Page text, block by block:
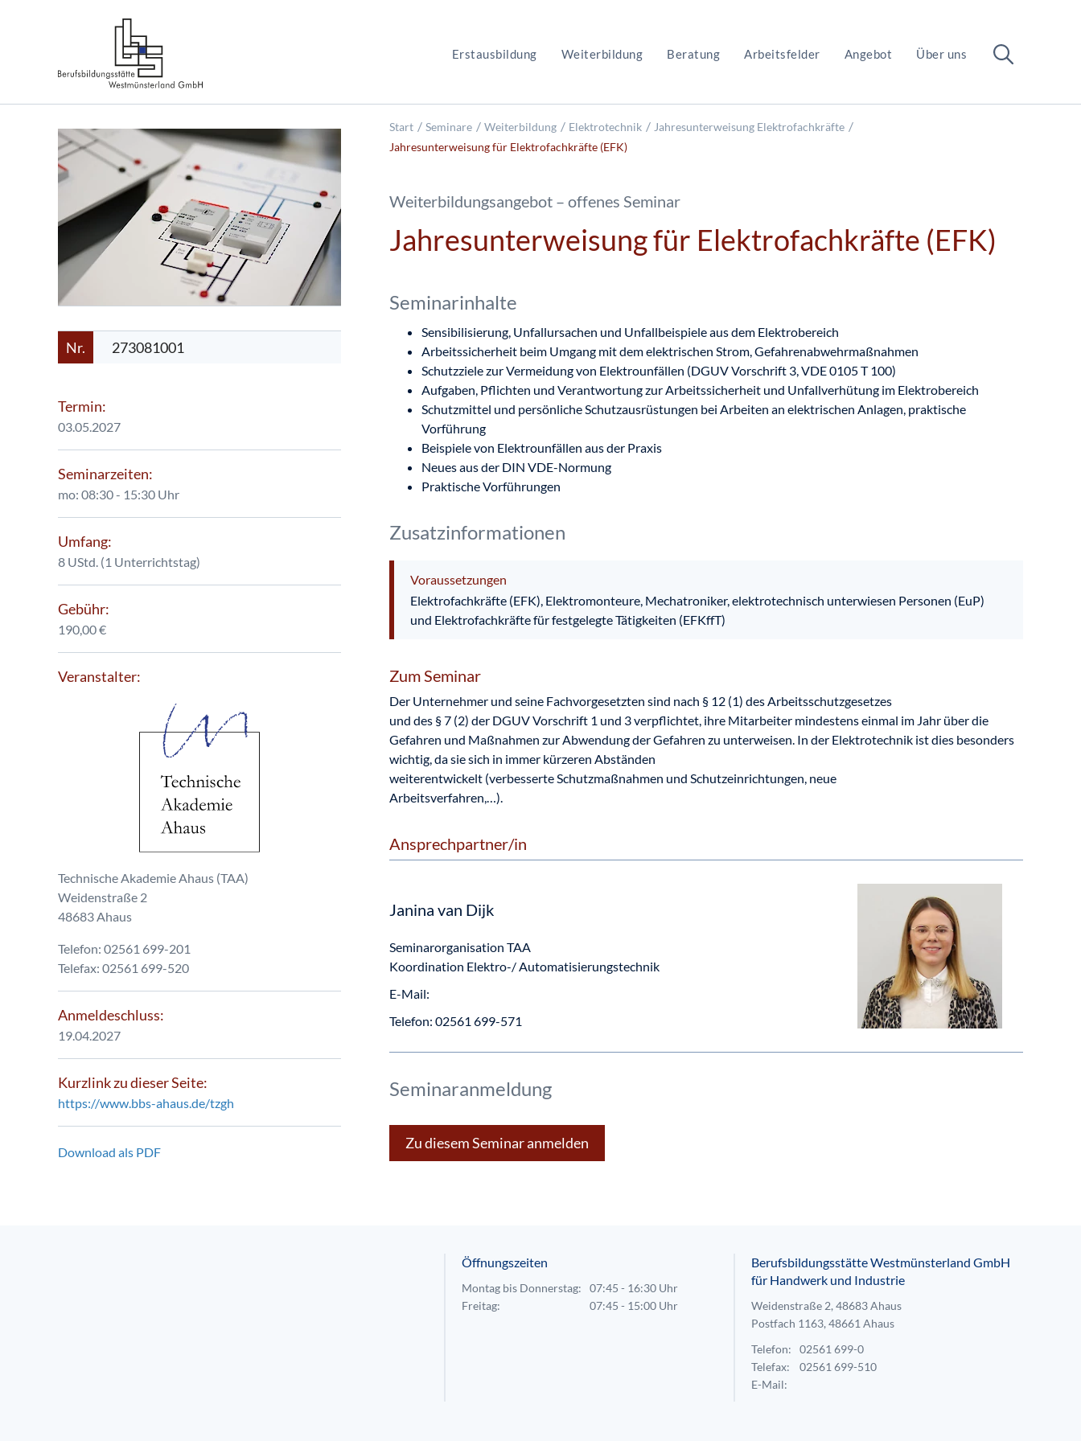
Erstausbildung Weiterbildung Beratung Arbeitsfelder Angebot Über uns
Nr. 273081001
Termin:
03.05.2027
Seminarzeiten:
mo: 08:30 - 15:30 Uhr
Umfang:
8 UStd. (1 Unterrichtstag)
Gebühr:
190,00 €
Veranstalter:
Technische Akademie Ahaus (TAA)
Weidenstraße 2
48683 Ahaus
Telefon: 02561 699-201
Telefax: 02561 699-520
Anmeldeschluss:
19.04.2027
Kurzlink zu dieser Seite:
https://www.bbs-ahaus.de/tzgh
Download als PDF
Start Seminare Weiterbildung Elektrotechnik
Jahresunterweisung Elektrofachkräfte
Jahresunterweisung für Elektrofachkräfte (EFK)
Weiterbildungsangebot – offenes Seminar
Jahresunterweisung für Elektrofachkräfte (EFK)
Seminarinhalte
Sensibilisierung, Unfallursachen und Unfallbeispiele aus dem Elektrobereich
Arbeitssicherheit beim Umgang mit dem elektrischen Strom, Gefahrenabwehrmaßnahmen
Schutzziele zur Vermeidung von Elektrounfällen (DGUV Vorschrift 3, VDE 0105 T 100)
Aufgaben, Pflichten und Verantwortung zur Arbeitssicherheit und Unfallverhütung im Elektrobereich
Schutzmittel und persönliche Schutzausrüstungen bei Arbeiten an elektrischen Anlagen, praktische
Vorführung
Beispiele von Elektrounfällen aus der Praxis
Neues aus der DIN VDE-Normung
Praktische Vorführungen
Zusatzinformationen
Voraussetzungen
Elektrofachkräfte (EFK), Elektromonteure, Mechatroniker, elektrotechnisch unterwiesen Personen (EuP)
und Elektrofachkräfte für festgelegte Tätigkeiten (EFKffT)
Zum Seminar
Der Unternehmer und seine Fachvorgesetzten sind nach § 12 (1) des Arbeitsschutzgesetzes
und des § 7 (2) der DGUV Vorschrift 1 und 3 verpflichtet, ihre Mitarbeiter mindestens einmal im Jahr über die
Gefahren und Maßnahmen zur Abwendung der Gefahren zu unterweisen. In der Elektrotechnik ist dies besonders
wichtig, da sie sich in immer kürzeren Abständen
weiterentwickelt (verbesserte Schutzmaßnahmen und Schutzeinrichtungen, neue
Arbeitsverfahren,…).
Ansprechpartner/in
Janina van Dijk
Seminarorganisation TAA
Koordination Elektro-/ Automatisierungstechnik
E-Mail:
Telefon: 02561 699-571
Seminaranmeldung
Zu diesem Seminar anmelden
Öffnungszeiten
Montag bis Donnerstag:
07:45 - 16:30 Uhr
Freitag:
07:45 - 15:00 Uhr
Berufsbildungsstätte Westmünsterland GmbH
für Handwerk und Industrie
Weidenstraße 2, 48683 Ahaus
Postfach 1163, 48661 Ahaus
Telefon:
02561 699-0
Telefax:
02561 699-510
E-Mail: